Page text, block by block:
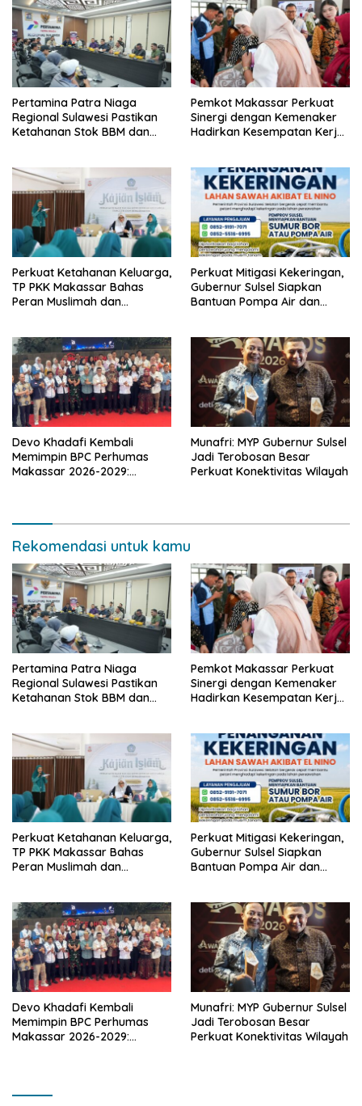
Pertamina Patra Niaga
Regional Sulawesi Pastikan
Ketahanan Stok BBM dan
Pemkot Makassar Perkuat
Sinergi dengan Kemenaker
Hadirkan Kesempatan Kerja
Perkuat Ketahanan Keluarga,
TP PKK Makassar Bahas
Peran Muslimah dan
Perkuat Mitigasi Kekeringan,
Gubernur Sulsel Siapkan
Bantuan Pompa Air dan
Devo Khadafi Kembali
Memimpin BPC Perhumas
Makassar 2026-2029:
Munafri: MYP Gubernur Sulsel
Jadi Terobosan Besar
Perkuat Konektivitas Wilayah
Rekomendasi untuk kamu
Pertamina Patra Niaga
Regional Sulawesi Pastikan
Ketahanan Stok BBM dan
Pemkot Makassar Perkuat
Sinergi dengan Kemenaker
Hadirkan Kesempatan Kerja
Perkuat Ketahanan Keluarga,
TP PKK Makassar Bahas
Peran Muslimah dan
Perkuat Mitigasi Kekeringan,
Gubernur Sulsel Siapkan
Bantuan Pompa Air dan
Devo Khadafi Kembali
Memimpin BPC Perhumas
Makassar 2026-2029:
Munafri: MYP Gubernur Sulsel
Jadi Terobosan Besar
Perkuat Konektivitas Wilayah